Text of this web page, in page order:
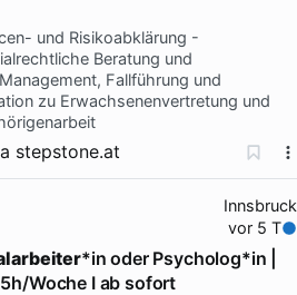
und Risikoabklärung -
Beratung und
Fallführung und
zu Erwachsenenvertretung und
stepstone.at
Innsbruck
vor 5 T
*in oder Psycholog*in |
Woche I ab sofort